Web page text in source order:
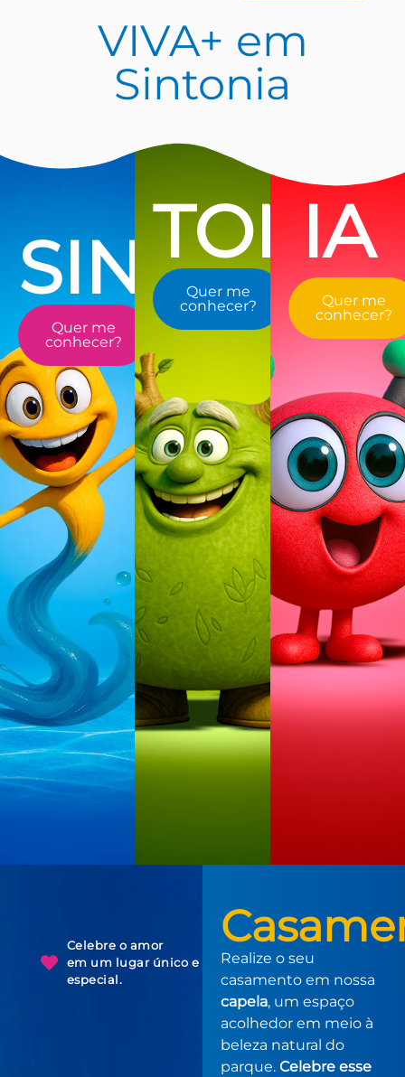
VIVA+ em
Sintonia
SIN
Quer me
conhecer?
TON
Quer me
conhecer?
IA
Quer me
conhecer?
Celebre o amor
em um lugar único e
especial.
Realize o seu
casamento em nossa
capela, um espaço
acolhedor em meio à
beleza natural do
parque. Celebre esse